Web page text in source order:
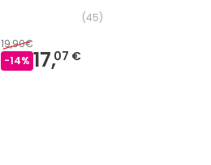
(45)
19,90€
-14% 17,07 €